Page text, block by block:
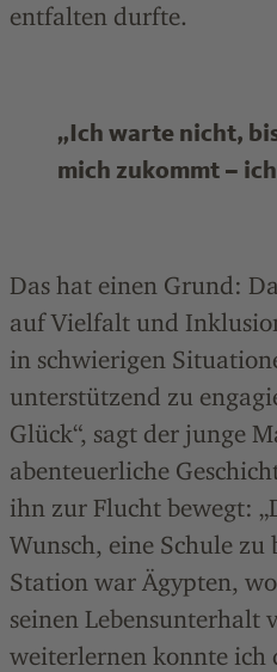
entfalten durfte.
„Ich warte nicht,
mich zukommt –
Das hat einen Grund:
auf Vielfalt und
in schwierigen
unterstützend zu
Glück“, sagt der junge
abenteuerliche
ihn zur Flucht bewegt:
Wunsch, eine Schule zu
Station war Ägypten,
seinen Lebensunterhalt
weiterlernen konnte